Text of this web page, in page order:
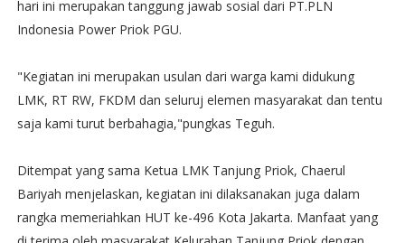
hari ini merupakan tanggung jawab sosial dari PT.PLN
Indonesia Power Priok PGU.
"Kegiatan ini merupakan usulan dari warga kami didukung
LMK, RT RW, FKDM dan seluruj elemen masyarakat dan tentu
saja kami turut berbahagia,"pungkas Teguh.
Ditempat yang sama Ketua LMK Tanjung Priok, Chaerul
Bariyah menjelaskan, kegiatan ini dilaksanakan juga dalam
rangka memeriahkan HUT ke-496 Kota Jakarta. Manfaat yang